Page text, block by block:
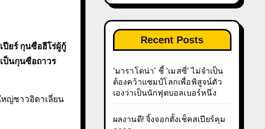
ป็นกุนซือถาวร
ญ่ชาวอิตาเลี่ยน
Recent Posts
‘มาราโดน่า’ ชี้ ‘เมสซี่’ ไม่จำเป็น
ต้องคว้าแชมป์โลกเพื่อพิสูจน์ตัว
เองว่าเป็นนักฟุตบอลเบอร์หนึ่ง
ผลงานดี! จิ้งจอกตั้งเช็คสเปียร์คุม